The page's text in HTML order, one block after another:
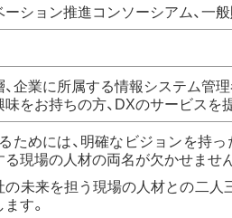
ション推進コンソーシアム、一
企業に所属する情報システム管
味をお持ちの方、DXのサービス
ためには、明確なビジョンを持
現場の人材の両名が欠かせません
未来を担う現場の人材との二人
す。